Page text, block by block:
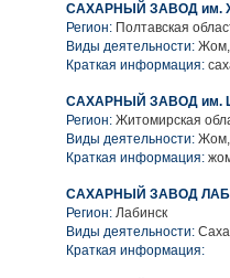
САХАРНЫЙ ЗАВОД им.
Регион: Полтавская
Виды деятельности: Жом,
Краткая информация:
САХАРНЫЙ ЗАВОД им.
Регион: Житомирская
Виды деятельности: Жом,
Краткая информация:
САХАРНЫЙ ЗАВОД
Регион: Лабинск
Виды деятельности:
Краткая информация: